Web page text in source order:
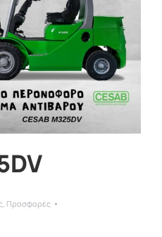
, Προσφορές